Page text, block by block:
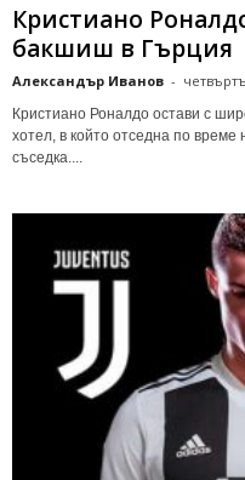
Кристиано
бакшиш в Гърция
Александър Иванов -
Кристиано Роналдо остави с
хотел, в който отседна по
съседка....